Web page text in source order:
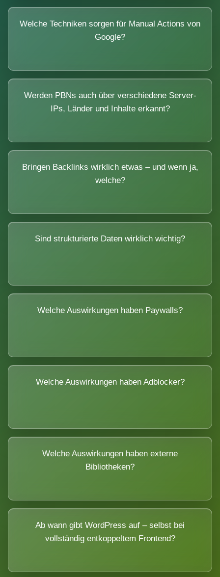
Welche Techniken sorgen für Manual Actions von
Google?
Werden PBNs auch über verschiedene Server-
IPs, Länder und Inhalte erkannt?
Bringen Backlinks wirklich etwas – und wenn ja,
welche?
Sind strukturierte Daten wirklich wichtig?
Welche Auswirkungen haben Paywalls?
Welche Auswirkungen haben Adblocker?
Welche Auswirkungen haben externe
Bibliotheken?
Ab wann gibt WordPress auf – selbst bei
vollständig entkoppeltem Frontend?